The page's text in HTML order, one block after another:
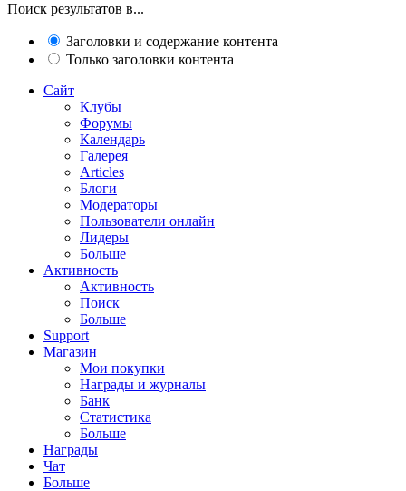
Поиск результатов в...
Заголовки и содержание контента
Только заголовки контента
Сайт
Клубы
Форумы
Календарь
Галерея
Articles
Блоги
Модераторы
Пользователи онлайн
Лидеры
Больше
Активность
Активность
Поиск
Больше
Support
Магазин
Мои покупки
Награды и журналы
Банк
Статистика
Больше
Награды
Чат
Больше